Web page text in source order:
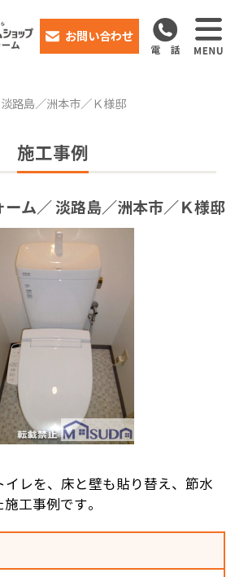
お問い合わせ
路島／洲本市／Ｋ様邸
施工事例
ーム／ 淡路島／洲本市／Ｋ様邸
イレを、床と壁も貼り替え、節水
工事例です。